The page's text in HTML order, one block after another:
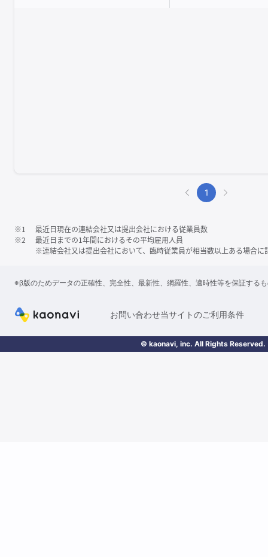
1
※1
最近日現在の連結会社又は提出会社における従業員数
※2
最近日までの1年間におけるその平均雇用人員
※連結会社又は提出会社において、臨時従業員が相当数以上ある場合に
※β版のためデータの正確性、完全性、最新性、網羅性、適時性等を保証する
お問い合わせ当サイトのご利用条件
© kaonavi, inc. All Rights Reserved.